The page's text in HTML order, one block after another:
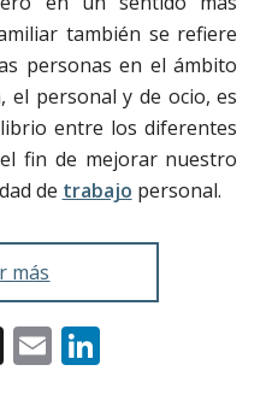
también se refiere
personas en el ámbito
el personal y de ocio, es
entre los diferentes
fin de mejorar nuestro
de trabajo personal.
más
X EmailLinkedIn